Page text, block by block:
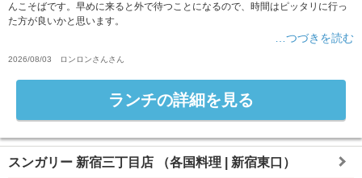
んこそばです。早めに来ると外で待つことになるので、時間はピッタリに行っ
た方が良いかと思います。
…つづきを読む
2026/08/03 ロンロンさん さん
ランチの詳細を見る
スンガリー 新宿三丁目店 （各国料理 | 新宿東口）